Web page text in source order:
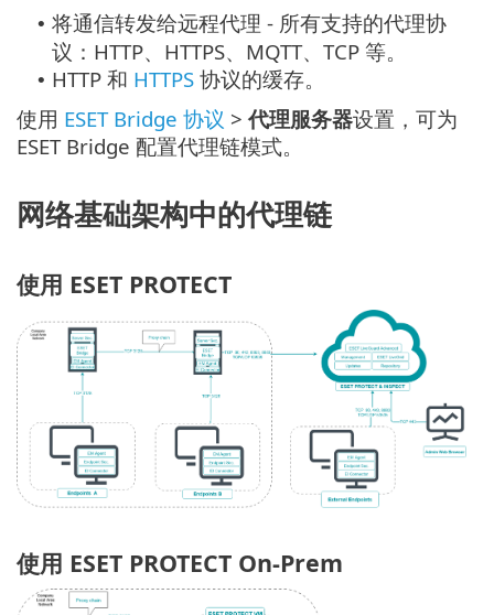
• 将通信转发给远程代理 - 所有支持的代理协
议：HTTP、HTTPS、MQTT、TCP 等。
• HTTP 和 HTTPS 协议的缓存。
使用 ESET Bridge 协议 >代理服务器设置，可为
ESET Bridge 配置代理链模式。
网络基础架构中的代理链
使用 ESET PROTECT
使用 ESET PROTECT On-Prem